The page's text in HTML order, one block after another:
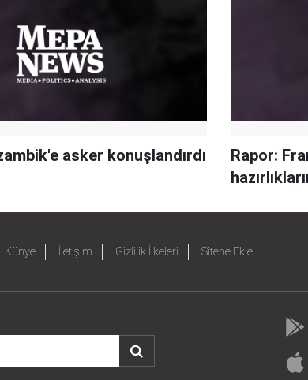
asker konuşlandırdı
Rapor:
Künye İletişim Gizlilik İlkeleri Sitene Ekle